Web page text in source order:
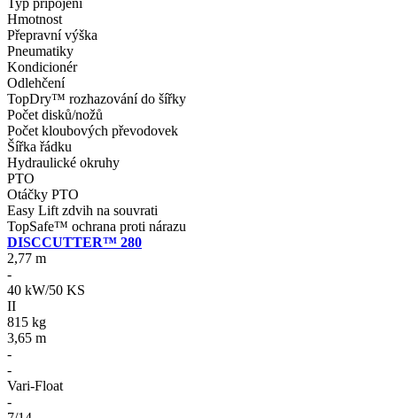
Hmotnost
Přepravní výška
Pneumatiky
Kondicionér
Odlehčení
TopDry™ rozhazování do šířky
Počet disků/nožů
Počet kloubových převodovek
Šířka řádku
Hydraulické okruhy
PTO
Otáčky PTO
Easy Lift zdvih na souvrati
TopSafe™ ochrana proti nárazu
DISCCUTTER™ 280
2,77 m
-
40 kW/50 KS
II
815 kg
3,65 m
-
-
Vari-Float
-